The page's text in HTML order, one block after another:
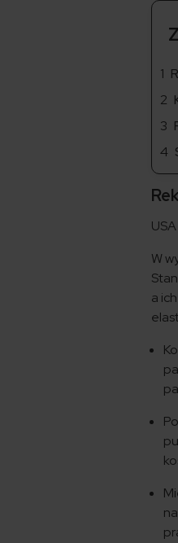
USA
W
a